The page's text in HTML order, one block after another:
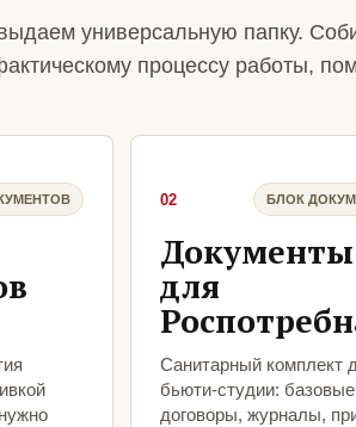
универсальную папку.
процессу работы,
02 БЛОК
Документы
для
Санитарный комплект
бьюти-студии: базовые
договоры, журналы,